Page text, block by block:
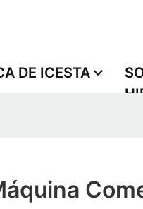
DE ICESTA